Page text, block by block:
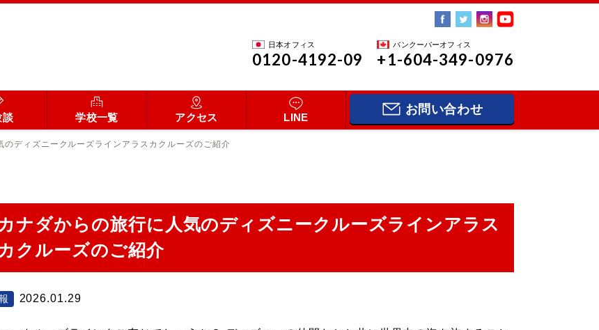
日本オフィス
0120-4192-09
バンクーバーオフィス
+1-604-349-0976
談 学校一覧 アクセス LINE
お問い合わせ
のディズニークルーズラインアラスカクルーズのご紹介
カナダからの旅行に人気のディズニークルーズラインアラス
カクルーズのご紹介
2026.01.29